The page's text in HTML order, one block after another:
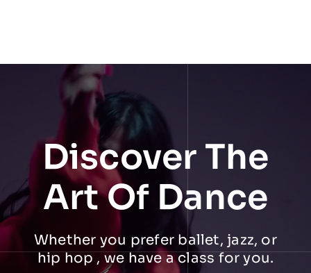
Discover The
Art Of Dance
Whether you prefer ballet, jazz, or
hip hop , we have a class for you.